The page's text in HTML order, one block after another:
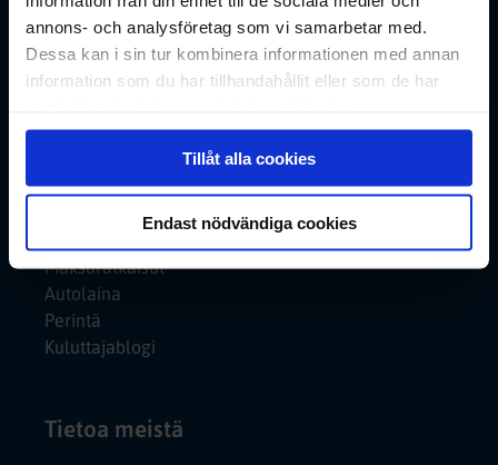
annons- och analysföretag som vi samarbetar med.
Dessa kan i sin tur kombinera informationen med annan
information som du har tillhandahållit eller som de har
Tillåt alla cookies
Endast nödvändiga cookies
Maksupalvelut
Perintä
Yritysblogi
Maksuratkaisut
Autolaina
Perintä
Kuluttajablogi
Tietoa meistä